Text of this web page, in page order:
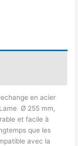
en acier
Ø 255 mm,
et facile à
que les
avec la